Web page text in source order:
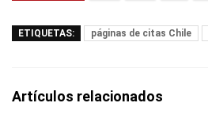
ETIQUETAS: páginas de citas Chile
Artículos relacionados